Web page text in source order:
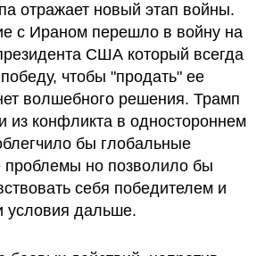
отражает новый этап войны.
с Ираном перешло в войну на
США который всегда
чтобы "продать" ее
волшебного решения. Трамп
из конфликта в одностороннем
бы глобальные
проблемы но позволило бы
себя победителем и
условия дальше.